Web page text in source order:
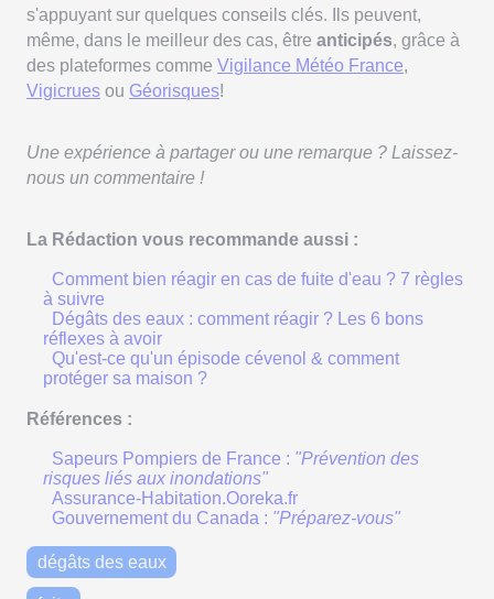
s'appuyant sur quelques conseils clés. Ils peuvent,
même, dans le meilleur des cas, être anticipés, grâce à
des plateformes comme Vigilance Météo France,
Vigicrues ou Géorisques!
Une expérience à partager ou une remarque ? Laissez-
nous un commentaire !
La Rédaction vous recommande aussi :
Comment bien réagir en cas de fuite d'eau ? 7 règles
à suivre
Dégâts des eaux : comment réagir ? Les 6 bons
réflexes à avoir
Qu'est-ce qu'un épisode cévenol & comment
protéger sa maison ?
Références :
Sapeurs Pompiers de France : "Prévention des
risques liés aux inondations"
Assurance-Habitation.Ooreka.fr
Gouvernement du Canada : "Préparez-vous"
dégâts des eaux